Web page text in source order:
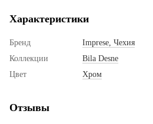
Характеристики
Бренд
Imprese, Чехия
Коллекции
Bila Desne
Цвет
Хром
Отзывы